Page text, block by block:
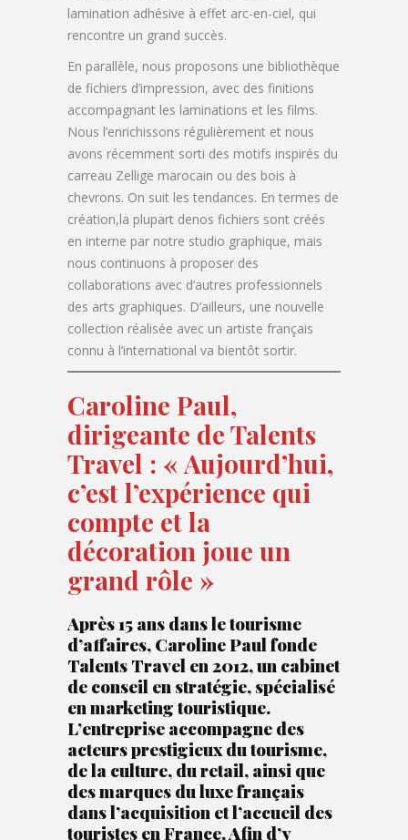
lamination adhésive à effet arc-en-ciel, qui
rencontre un grand succès.
En parallèle, nous proposons une bibliothèque
de fichiers d’impression, avec des finitions
accompagnant les laminations et les films.
Nous l’enrichissons régulièrement et nous
avons récemment sorti des motifs inspirés du
carreau Zellige marocain ou des bois à
chevrons. On suit les tendances. En termes de
création,la plupart denos fichiers sont créés
en interne par notre studio graphique, mais
nous continuons à proposer des
collaborations avec d’autres professionnels
des arts graphiques. D’ailleurs, une nouvelle
collection réalisée avec un artiste français
connu à l’international va bientôt sortir.
Caroline Paul,
dirigeante de Talents
Travel : « Aujourd’hui,
c’est l’expérience qui
compte et la
décoration joue un
grand rôle »
Après 15 ans dans le tourisme
d’affaires, Caroline Paul fonde
Talents Travel en 2012, un cabinet
de conseil en stratégie, spécialisé
en marketing touristique.
L’entreprise accompagne des
acteurs prestigieux du tourisme,
de la culture, du retail, ainsi que
des marques du luxe français
dans l’acquisition et l’accueil des
touristes en France. Afin d’y